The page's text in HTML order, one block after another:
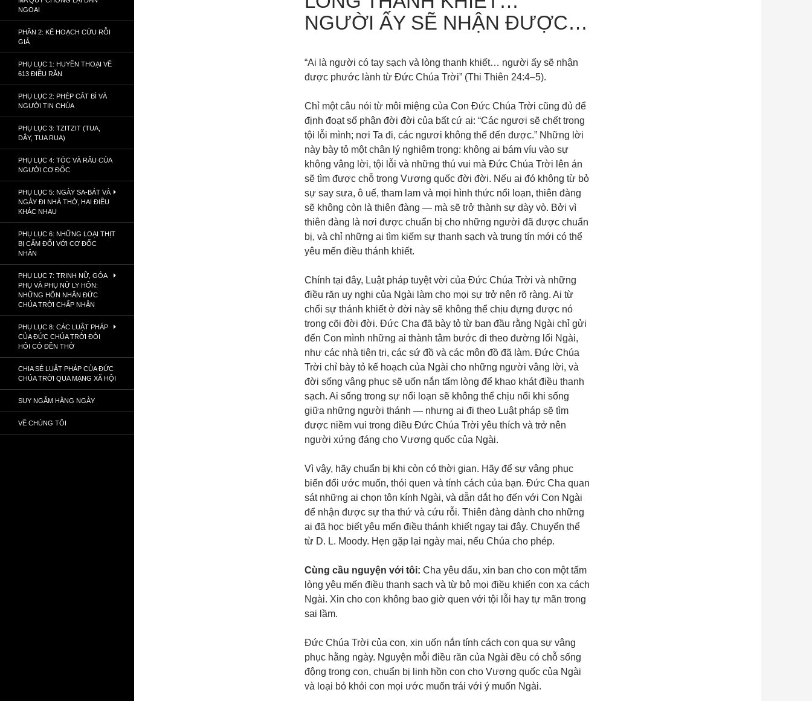
NGƯỜI ẤY SẼ NHẬN ĐƯỢC…
“Ai là người có tay sạch và lòng thanh khiết… người ấy sẽ nhận
được phước lành từ Đức Chúa Trời” (Thi Thiên 24:4–5).
Chỉ một câu nói từ môi miệng của Con Đức Chúa Trời cũng đủ để
định đoạt số phận đời đời của bất cứ ai: “Các ngươi sẽ chết trong
tội lỗi mình; nơi Ta đi, các ngươi không thể đến được.” Những lời
này bày tỏ một chân lý nghiêm trọng: không ai bám víu vào sự
không vâng lời, tội lỗi và những thú vui mà Đức Chúa Trời lên án
sẽ tìm được chỗ trong Vương quốc đời đời. Nếu ai đó không từ bỏ
sự say sưa, ô uế, tham lam và mọi hình thức nổi loạn, thiên đàng
sẽ không còn là thiên đàng — mà sẽ trở thành sự dày vò. Bởi vì
thiên đàng là nơi được chuẩn bị cho những người đã được chuẩn
bị, và chỉ những ai tìm kiếm sự thanh sạch và trung tín mới có thể
yêu mến điều thánh khiết.
Chính tại đây, Luật pháp tuyệt vời của Đức Chúa Trời và những
điều răn uy nghi của Ngài làm cho mọi sự trở nên rõ ràng. Ai từ
chối sự thánh khiết ở đời này sẽ không thể chịu đựng được nó
trong cõi đời đời. Đức Cha đã bày tỏ từ ban đầu rằng Ngài chỉ gửi
đến Con mình những ai thành tâm bước đi theo đường lối Ngài,
như các nhà tiên tri, các sứ đồ và các môn đồ đã làm. Đức Chúa
Trời chỉ bày tỏ kế hoạch của Ngài cho những người vâng lời, và
đời sống vâng phục sẽ uốn nắn tấm lòng để khao khát điều thanh
sạch. Ai sống trong sự nổi loạn sẽ không thể chịu nổi khi sống
giữa những người thánh — nhưng ai đi theo Luật pháp sẽ tìm
được niềm vui trong điều Đức Chúa Trời yêu thích và trở nên
người xứng đáng cho Vương quốc của Ngài.
Vì vậy, hãy chuẩn bị khi còn có thời gian. Hãy để sự vâng phục
biến đổi ước muốn, thói quen và tính cách của bạn. Đức Cha quan
sát những ai chọn tôn kính Ngài, và dẫn dắt họ đến với Con Ngài
để nhận được sự tha thứ và cứu rỗi. Thiên đàng dành cho những
ai đã học biết yêu mến điều thánh khiết ngay tại đây. Chuyển thể
từ D. L. Moody. Hẹn gặp lại ngày mai, nếu Chúa cho phép.
Cùng cầu nguyện với tôi: Cha yêu dấu, xin ban cho con một tấm
lòng yêu mến điều thanh sạch và từ bỏ mọi điều khiến con xa cách
Ngài. Xin cho con không bao giờ quen với tội lỗi hay tự mãn trong
sai lầm.
Đức Chúa Trời của con, xin uốn nắn tính cách con qua sự vâng
phục hằng ngày. Nguyện mỗi điều răn của Ngài đều có chỗ sống
động trong con, chuẩn bị linh hồn con cho Vương quốc của Ngài
và loại bỏ khỏi con mọi ước muốn trái với ý muốn Ngài.
NGOẠI
PHẦN 2: KẾ HOẠCH CỨU RỖI
GIẢ
PHỤ LỤC 1: HUYỀN THOẠI VỀ
613 ĐIỀU RĂN
PHỤ LỤC 2: PHÉP CẮT BÌ VÀ
NGƯỜI TIN CHÚA
PHỤ LỤC 3: TZITZIT (TUA,
DÂY, TUA RUA)
PHỤ LỤC 4: TÓC VÀ RÂU CỦA
NGƯỜI CƠ ĐỐC
PHỤ LỤC 5: NGÀY SA-BÁT VÀ
NGÀY ĐI NHÀ THỜ, HAI ĐIỀU
KHÁC NHAU
PHỤ LỤC 6: NHỮNG LOẠI THỊT
BỊ CẤM ĐỐI VỚI CƠ ĐỐC
NHÂN
PHỤ LỤC 7: TRINH NỮ, GÓA
PHỤ VÀ PHỤ NỮ LY HÔN:
NHỮNG HÔN NHÂN ĐỨC
CHÚA TRỜI CHẤP NHẬN
PHỤ LỤC 8: CÁC LUẬT PHÁP
CỦA ĐỨC CHÚA TRỜI ĐÒI
HỎI CÓ ĐỀN THỜ
CHIA SẺ LUẬT PHÁP CỦA ĐỨC
CHÚA TRỜI QUA MẠNG XÃ HỘI
SUY NGẪM HẰNG NGÀY
VỀ CHÚNG TÔI